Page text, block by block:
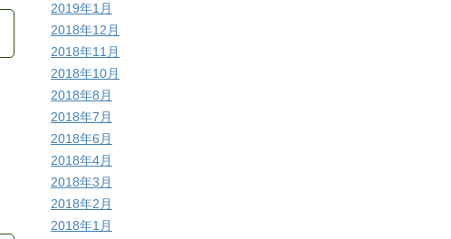
2019年1月
2018年12月
2018年11月
2018年10月
2018年8月
2018年7月
2018年6月
2018年4月
2018年3月
2018年2月
2018年1月